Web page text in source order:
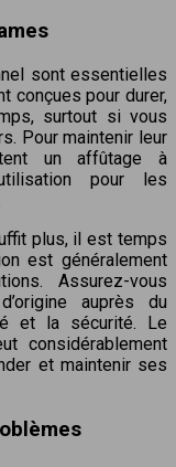
sont essentielles
conçues pour durer,
surtout si vous
Pour maintenir leur
un affûtage à
pour les
plus, il est temps
est généralement
Assurez-vous
auprès du
et la sécurité. Le
considérablement
et maintenir ses